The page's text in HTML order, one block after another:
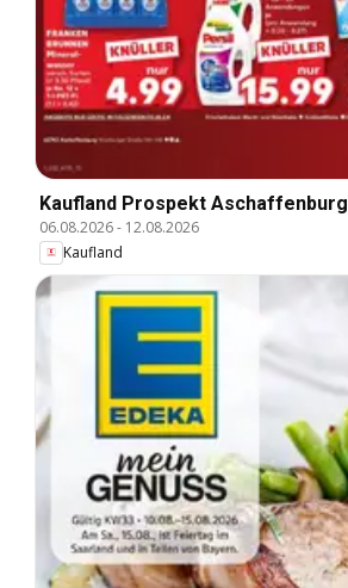
Kaufland Prospekt Aschaffenburg
06.08.2026- 12.08.2026
Kaufland